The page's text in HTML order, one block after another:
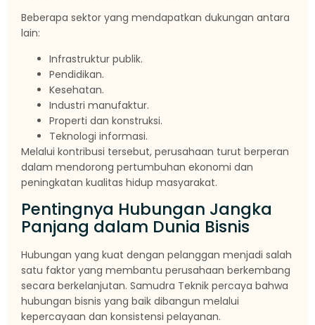
Beberapa sektor yang mendapatkan dukungan antara
lain:
Infrastruktur publik.
Pendidikan.
Kesehatan.
Industri manufaktur.
Properti dan konstruksi.
Teknologi informasi.
Melalui kontribusi tersebut, perusahaan turut berperan
dalam mendorong pertumbuhan ekonomi dan
peningkatan kualitas hidup masyarakat.
Pentingnya Hubungan Jangka
Panjang dalam Dunia Bisnis
Hubungan yang kuat dengan pelanggan menjadi salah
satu faktor yang membantu perusahaan berkembang
secara berkelanjutan. Samudra Teknik percaya bahwa
hubungan bisnis yang baik dibangun melalui
kepercayaan dan konsistensi pelayanan.